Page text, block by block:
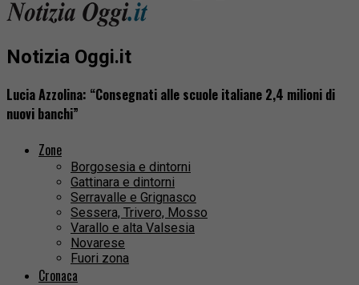
Notizia Oggi.it
Lucia Azzolina: “Consegnati alle scuole italiane 2,4 milioni di
nuovi banchi”
Zone
Borgosesia e dintorni
Gattinara e dintorni
Serravalle e Grignasco
Sessera, Trivero, Mosso
Varallo e alta Valsesia
Novarese
Fuori zona
Cronaca